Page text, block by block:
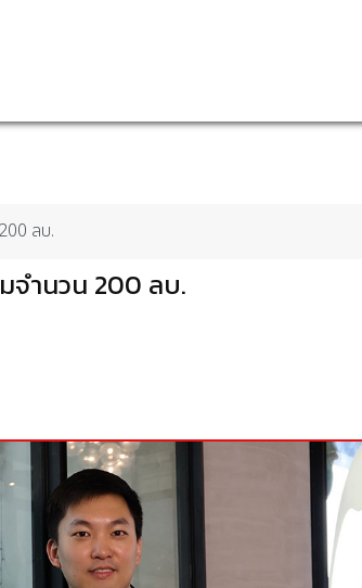
ลบ.
จำนวน 200 ลบ.